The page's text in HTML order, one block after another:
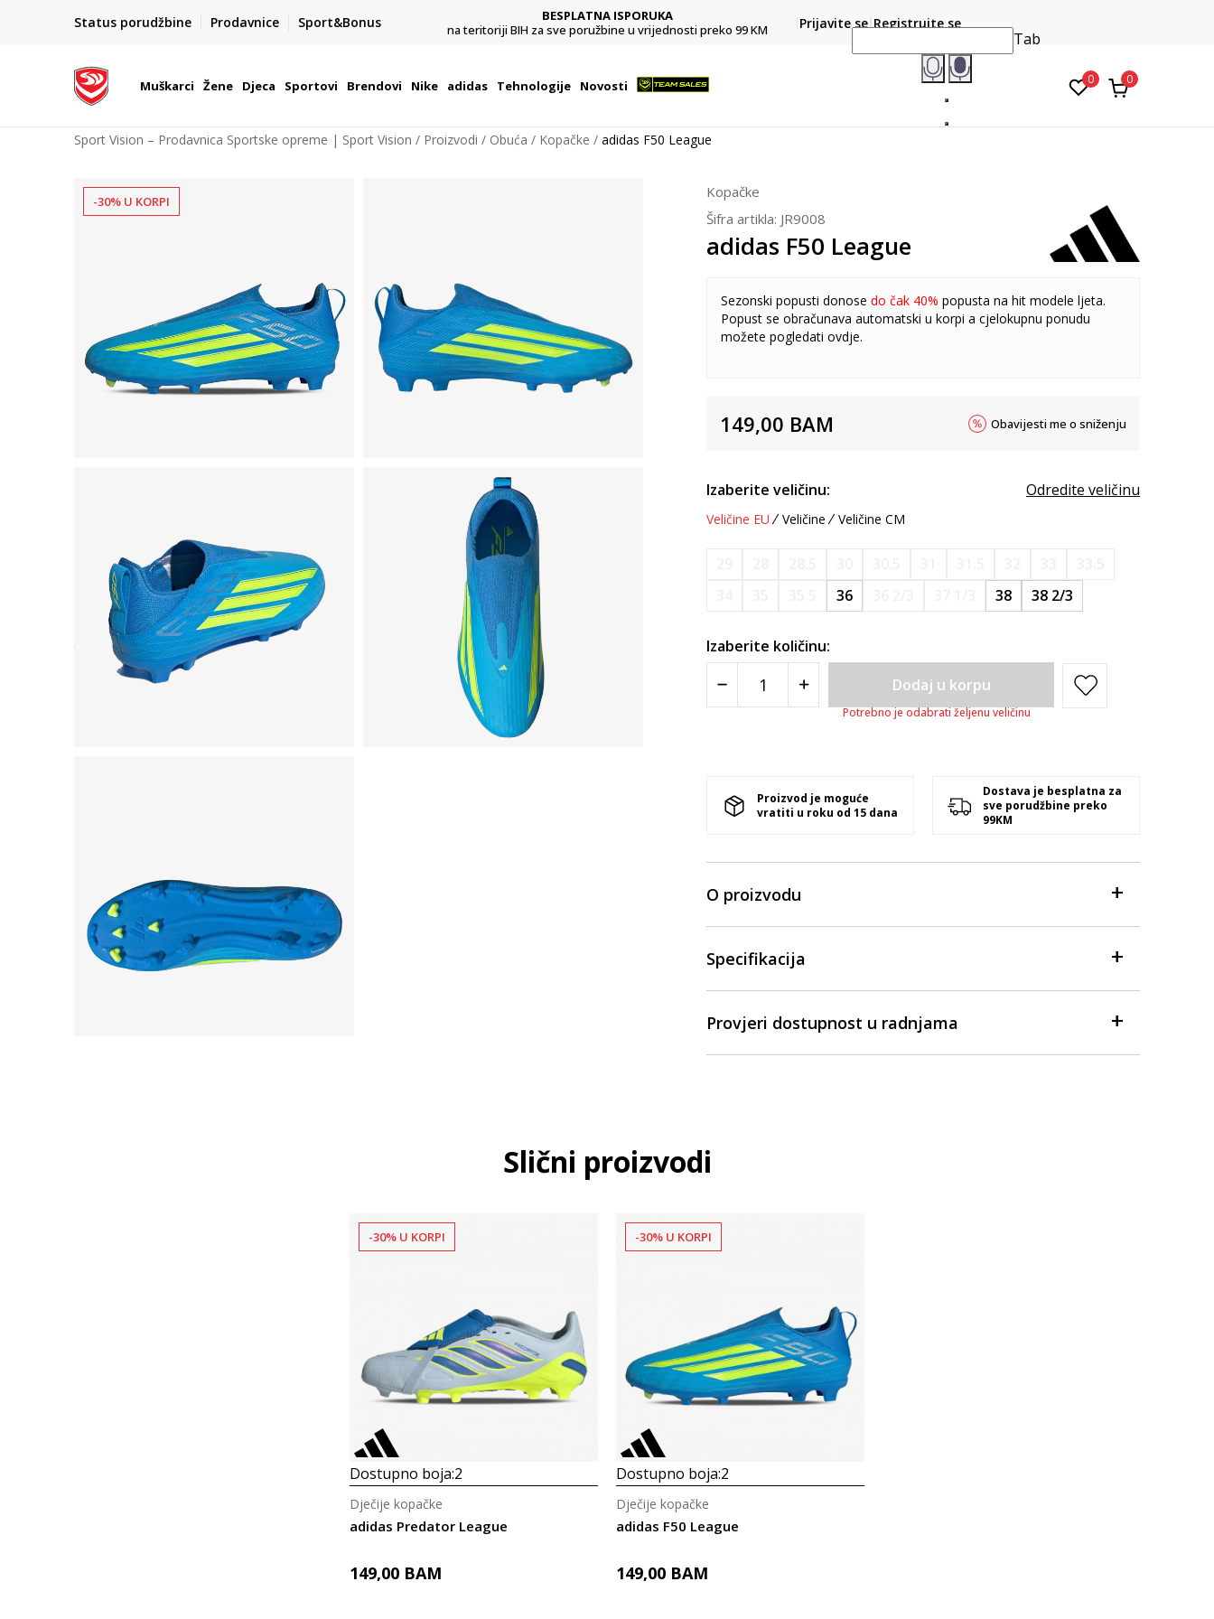
Status porudžbine Prodavnice Sport&Bonus
POZOVITE NAS NA : 055/490-400
Pon-Pet od 9h - 16h
BESPLATNA ISPORUKA
na teritoriji BIH za sve poružbine u vrijednosti preko 99 KM
Platite karticom online i preuzmite u prodavnici po vašem
Prijavite se Registrujte se
Muškarci Žene Djeca Sportovi Brendovi Nike adidas Tehnologije Novosti
Tab
0 0
Sport Vision – Prodavnica Sportske opreme | Sport Vision Proizvodi Obuća Kopačke adidas F50 League
-30% U KORPI
Kopačke
Šifra artikla: JR9008
adidas F50 League
Sezonski popusti donose do čak 40% popusta na hit modele ljeta.
Popust se obračunava automatski u korpi a cjelokupnu ponudu
možete pogledati ovdje.
149,00 BAM Obavijesti me o sniženju
Izaberite veličinu: Odredite veličinu
Veličine EU Veličine Veličine CM
36 38 38 2/3
Izaberite količinu:
Dodaj u korpu
Potrebno je odabrati željenu veličinu
Proizvod je moguće
vratiti u roku od 15 dana
Dostava je besplatna za
sve porudžbine preko
99KM
O proizvodu
Specifikacija
Provjeri dostupnost u radnjama
Slični proizvodi
-30% U KORPI
Dostupno boja:2
adidas Predator League
Dječije kopačke
149,00 BAM
-30% U KORPI
Dostupno boja:2
adidas F50 League
Dječije kopačke
149,00 BAM